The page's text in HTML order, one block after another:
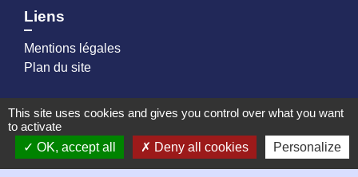
Liens
Mentions légales
Plan du site
Partenaires
Loire Forez Agglomération
This site uses cookies and gives you control over what you want
to activate
OK, accept all
Deny all cookies Personalize